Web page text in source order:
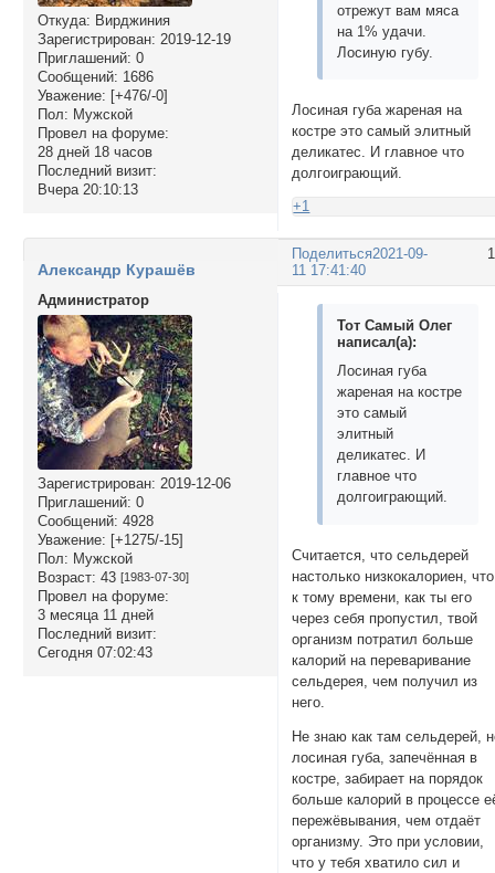
Откуда: Вирджиния
Зарегистрирован: 2019-12-19
Приглашений: 0
Сообщений: 1686
Уважение: [+476/-0]
Пол: Мужской
Провел на форуме:
28 дней 18 часов
Последний визит:
Вчера 20:10:13
отрежут вам мяса
на 1% удачи.
Лосиную губу.
Лосиная губа жареная на
костре это самый элитный
деликатес. И главное что
долгоиграющий.
+1
Поделиться2021-09-
11 17:41:40
Александр Курашёв
Администратор
Зарегистрирован: 2019-12-06
Приглашений: 0
Сообщений: 4928
Уважение: [+1275/-15]
Пол: Мужской
Возраст: 43 [1983-07-30]
Провел на форуме:
3 месяца 11 дней
Последний визит:
Сегодня 07:02:43
Тот Самый Олег
написал(а):
Лосиная губа
жареная на костре
это самый
элитный
деликатес. И
главное что
долгоиграющий.
Считается, что сельдерей
настолько низкокалориен, что
к тому времени, как ты его
через себя пропустил, твой
организм потратил больше
калорий на переваривание
сельдерея, чем получил из
него.
Не знаю как там сельдерей,
лосиная губа, запечённая в
костре, забирает на порядок
больше калорий в процессе
пережёвывания, чем отдаёт
организму. Это при условии,
что у тебя хватило сил и